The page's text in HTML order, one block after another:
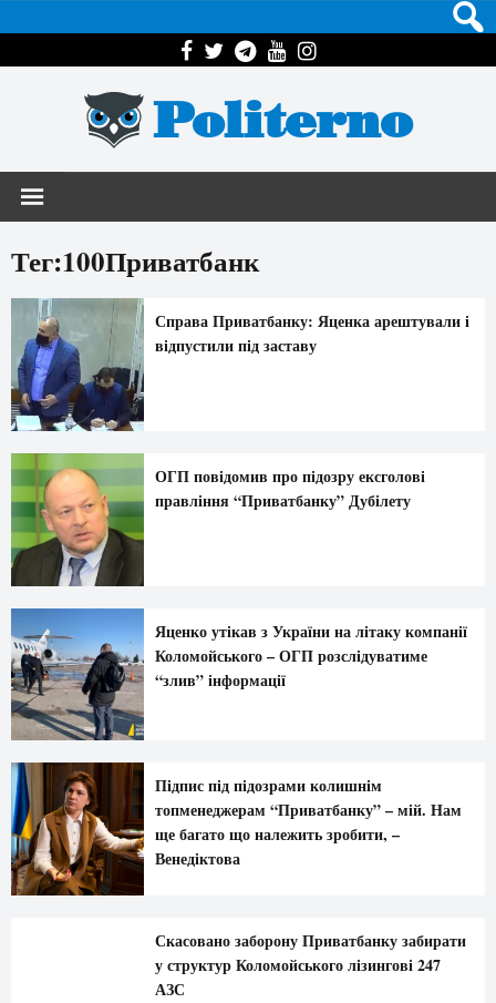
Politerno
Тег:100Приватбанк
Справа Приватбанку: Яценка арештували і
відпустили під заставу
ОГП повідомив про підозру ексголові
правління “Приватбанку” Дубілету
Яценко утікав з України на літаку компанії
Коломойського – ОГП розслідуватиме
“злив” інформації
Підпис під підозрами колишнім
топменеджерам “Приватбанку” – мій. Нам
ще багато що належить зробити, –
Венедіктова
Скасовано заборону Приватбанку забирати
у структур Коломойського лізингові 247
АЗС